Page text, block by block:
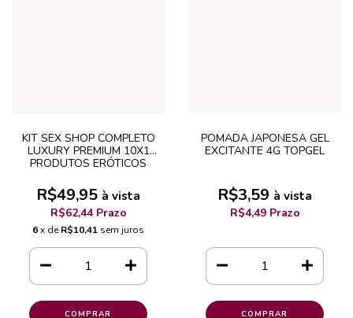
KIT SEX SHOP COMPLETO
LUXURY PREMIUM 10X1
PRODUTOS ERÓTICOS
R$49,95 à vista
R$62,44 Prazo
6x deR$10,41 sem juros
POMADA JAPONESA GEL
EXCITANTE 4G TOPGEL
R$3,59 à vista
R$4,49 Prazo